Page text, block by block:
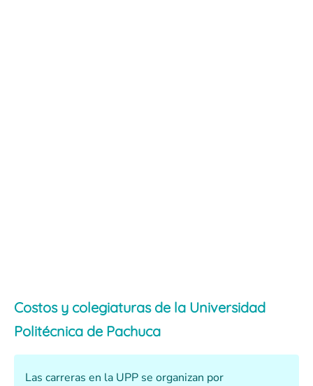
Costos y colegiaturas de la Universidad
Politécnica de Pachuca
Las carreras en la UPP se organizan por